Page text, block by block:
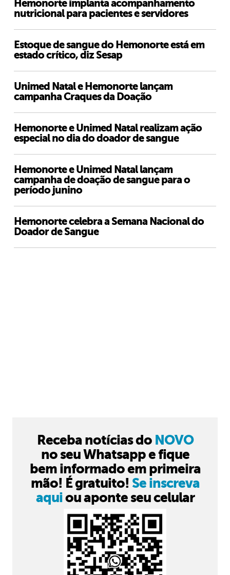
Hemonorte implanta acompanhamento
nutricional para pacientes e servidores
Estoque de sangue do Hemonorte está em
estado crítico, diz Sesap
Unimed Natal e Hemonorte lançam
campanha Craques da Doação
Hemonorte e Unimed Natal realizam ação
especial no dia do doador de sangue
Hemonorte e Unimed Natal lançam
campanha de doação de sangue para o
período junino
Hemonorte celebra a Semana Nacional do
Doador de Sangue
Receba notícias do NOVO
no seu Whatsapp e fique
bem informado em primeira
mão! É gratuito! Se inscreva
aquiou aponte seu celular